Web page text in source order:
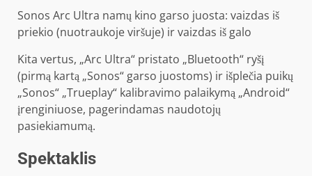
Sonos Arc Ultra namų kino garso juosta: vaizdas iš
priekio (nuotraukoje viršuje) ir vaizdas iš galo
Kita vertus, „Arc Ultra“ pristato „Bluetooth“ ryšį
(pirmą kartą „Sonos“ garso juostoms) ir išplečia puikų
„Sonos“ „Trueplay“ kalibravimo palaikymą „Android“
įrenginiuose, pagerindamas naudotojų
pasiekiamumą.
Spektaklis